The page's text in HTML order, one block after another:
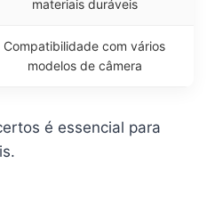
materiais duráveis
Compatibilidade com vários
modelos de câmera
é essencial para